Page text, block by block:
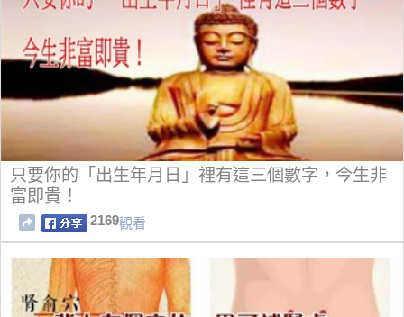
只要你的「出生年月日」裡有這三個數字，今生非
富即貴！
2169觀看